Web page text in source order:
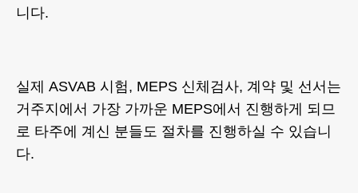
니다.
실제 ASVAB 시험, MEPS 신체검사, 계약 및 선서는
거주지에서 가장 가까운 MEPS에서 진행하게 되므
로 타주에 계신 분들도 절차를 진행하실 수 있습니
다.